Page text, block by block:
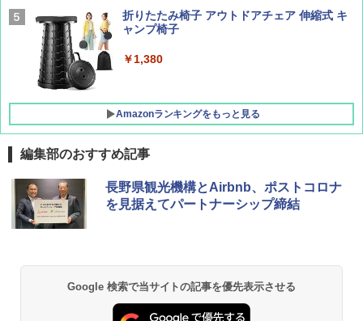
[キャンパーズコレクション 山善] 傘みたいに
ーティング フルクローズ メッシュ 3-4人用
￥9,990
折りたたみ椅子 アウトドアチェア 伸縮式 キ
ャンプ椅子
￥1,380
Amazonランキングをもっと見る
編集部のおすすめ記事
長野県観光機構とAirbnb、ポストコロナ
を見据えてパートナーシップ締結
Google 検索で当サイトの記事を優先表示させる